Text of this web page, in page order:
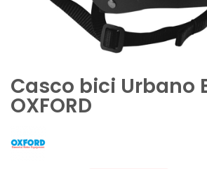
Casco bici Urbano
OXFORD